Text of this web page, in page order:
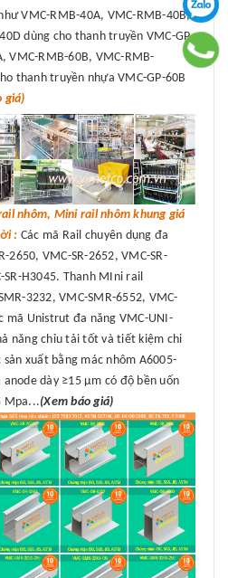
VMC-RMB-40A, VMC-RMB-40B,
dùng cho thanh truyền VMC-GP-
VMC-RMB-60B, VMC-RMB-
thanh truyền nhựa VMC-GP-60B
giá)
nhôm, Mini rail nhôm khung giá
: Các mã Rail chuyên dụng đa
2650, VMC-SR-2652, VMC-SR-
SR-H3045. Thanh MIni rail
3232, VMC-SMR-6552, VMC-
mã Unistrut đa năng VMC-UNI-
năng chỉu tải tốt và tiết kiệm chi
xuất bằng mác nhôm A6005-
dày ≥15 μm có độ bền uốn
Mpa...(Xem báo giá)